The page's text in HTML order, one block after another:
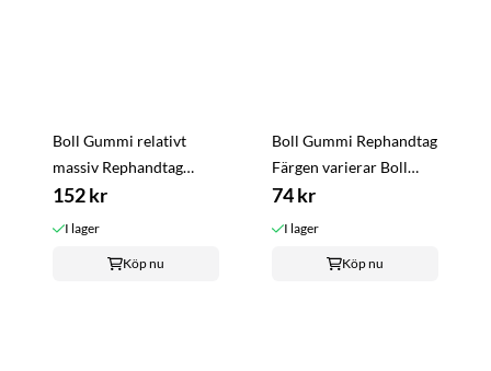
Boll Gummi relativt
massiv Rephandtag
Varierande färger Flyter
Boll diameter 8 cm
152 kr
I lager
Köp nu
Boll Gummi Rephandtag
Färgen varierar Boll
diameter 6 cm
74 kr
I lager
Köp nu